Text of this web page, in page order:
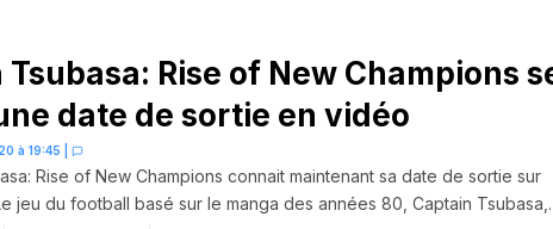
Rise of New Champions
date de sortie en vidéo
à 19:45
Rise of New Champions connait maintenant sa date de sortie sur
jeu du football basé sur le manga des années 80, Captain Tsubasa,